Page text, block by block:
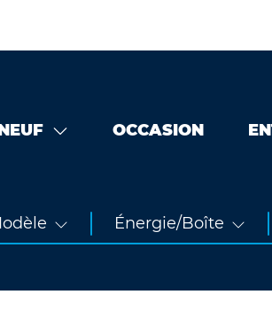
OCCASION
Énergie/Boîte